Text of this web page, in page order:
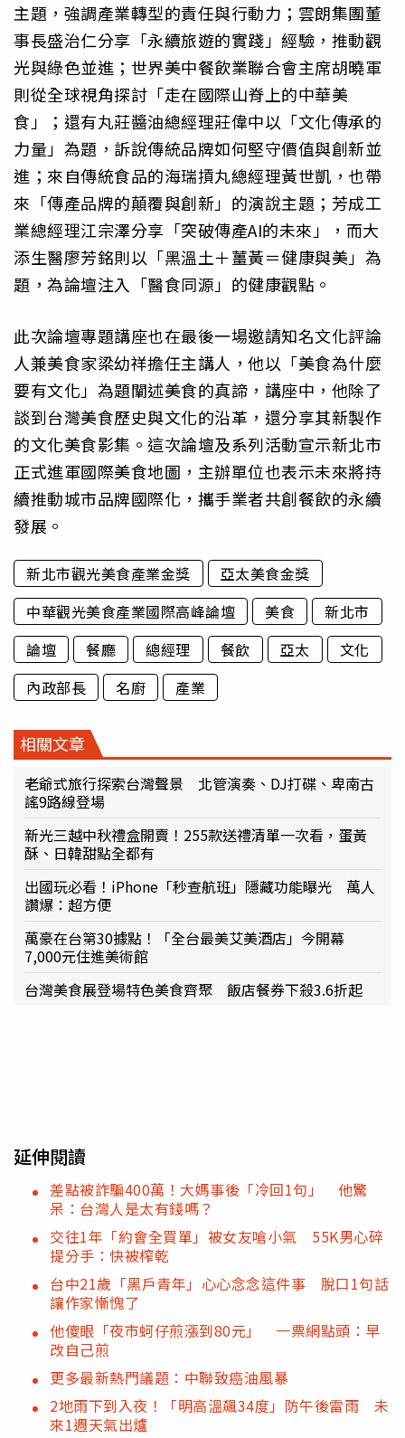
主題，強調產業轉型的責任與行動力；雲朗集團董
事長盛治仁分享「永續旅遊的實踐」經驗，推動觀
光與綠色並進；世界美中餐飲業聯合會主席胡曉軍
則從全球視角探討「走在國際山脊上的中華美
食」；還有丸莊醬油總經理莊偉中以「文化傳承的
力量」為題，訴說傳統品牌如何堅守價值與創新並
進；來自傳統食品的海瑞摃丸總經理黃世凱，也帶
來「傳產品牌的顛覆與創新」的演說主題；芳成工
業總經理江宗澤分享「突破傳產AI的未來」，而大
添生醫廖芳銘則以「黑溫土＋薑黃＝健康與美」為
題，為論壇注入「醫食同源」的健康觀點。
此次論壇專題講座也在最後一場邀請知名文化評論
人兼美食家梁幼祥擔任主講人，他以「美食為什麼
要有文化」為題闡述美食的真諦，講座中，他除了
談到台灣美食歷史與文化的沿革，還分享其新製作
的文化美食影集。這次論壇及系列活動宣示新北市
正式進軍國際美食地圖，主辦單位也表示未來將持
續推動城市品牌國際化，攜手業者共創餐飲的永續
發展。
新北市觀光美食產業金獎
亞太美食金獎
中華觀光美食產業國際高峰論壇
美食
新北市
論壇
餐廳 總經理 餐飲 亞太
文化
內政部長
名廚 產業
相關文章
老爺式旅行探索台灣聲景 北管演奏、DJ打碟、卑南古
謠9路線登場
新光三越中秋禮盒開賣！255款送禮清單一次看，蛋黃
酥、日韓甜點全都有
出國玩必看！iPhone「秒查航班」隱藏功能曝光 萬人
讚爆：超方便
萬豪在台第30據點！「全台最美艾美酒店」今開幕
7,000元住進美術館
台灣美食展登場特色美食齊聚 飯店餐券下殺3.6折起
延伸閱讀
差點被詐騙400萬！大媽事後「冷回1句」 他驚
呆：台灣人是太有錢嗎？
交往1年「約會全買單」被女友嗆小氣 55K男心碎
提分手：快被榨乾
台中21歲「黑戶青年」心心念念這件事 脫口1句話
讓作家慚愧了
他傻眼「夜市蚵仔煎漲到80元」 一票網點頭：早
改自己煎
更多最新熱門議題：中聯致癌油風暴
2地雨下到入夜！「明高溫飆34度」防午後雷雨 未
來1週天氣出爐